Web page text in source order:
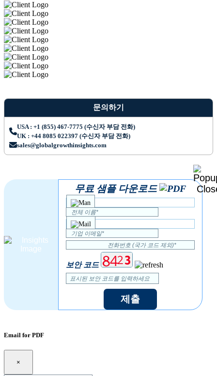
문의하기
USA : +1 (855) 467-7775 (수신자 부담 전화)
UK : +44 8085 022397 (수신자 부담 전화)
sales@globalgrowthinsights.com
무료 샘플 다운로드
보안 코드
제출
Email for PDF
×